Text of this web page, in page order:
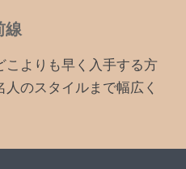
線
こよりも早く入手する方
のスタイルまで幅広く